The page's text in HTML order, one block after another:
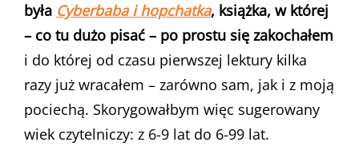
była Cyberbaba i hopchatka, książka, w której
– co tu dużo pisać – po prostu się zakochałem
i do której od czasu pierwszej lektury kilka
razy już wracałem – zarówno sam, jak i z moją
pociechą. Skorygowałbym więc sugerowany
wiek czytelniczy: z 6-9 lat do 6-99 lat.